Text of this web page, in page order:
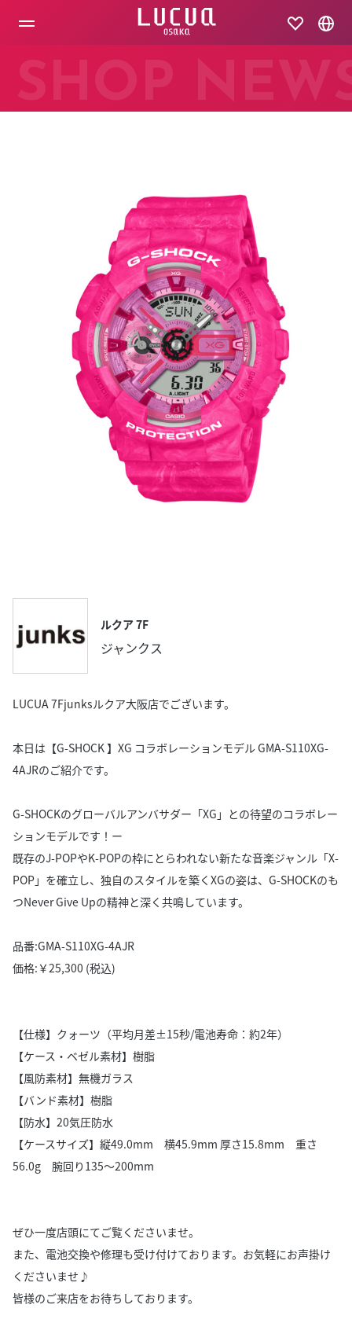
キ SHOP
ルクア 7F
ジャンクス
LUCUA 7Fjunksルクア大阪店でございます。
本日は【G-SHOCK 】XG コラボレーションモデル GMA-S110XG-
4AJRのご紹介です。
G-SHOCKのグローバルアンバサダー「XG」との待望のコラボレー
ションモデルです！ー
既存のJ-POPやK-POPの枠にとらわれない新たな音楽ジャンル「X-
POP」を確立し、独自のスタイルを築くXGの姿は、G-SHOCKのも
つNever Give Upの精神と深く共鳴しています。
品番:GMA-S110XG-4AJR
価格:￥25,300 (税込)
【仕様】クォーツ（平均月差±15秒/電池寿命：約2年）
【ケース・ベゼル素材】樹脂
【風防素材】無機ガラス
【バンド素材】樹脂
【防水】20気圧防水
【ケースサイズ】縦49.0mm 横45.9mm 厚さ15.8mm 重さ
56.0g 腕回り135～200mm
ぜひ一度店頭にてご覧くださいませ。
また、電池交換や修理も受け付けております。お気軽にお声掛け
くださいませ♪
皆様のご来店をお待ちしております。